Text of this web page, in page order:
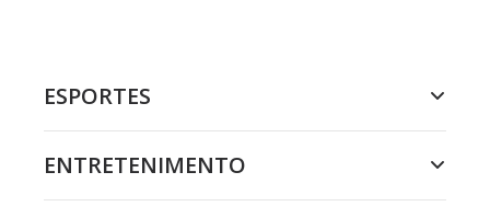
ESPORTES
ENTRETENIMENTO